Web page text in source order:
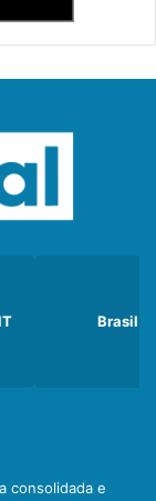
Brasil
consolidada e